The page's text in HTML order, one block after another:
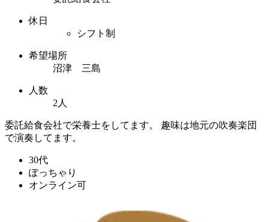
休日
シフト制
希望場所
沼津 三島
人数
2人
委託給食会社で栄養士をしてます。 趣味は地元の吹奏楽団
で演奏してます。
30代
ぽっちゃり
オンライン可